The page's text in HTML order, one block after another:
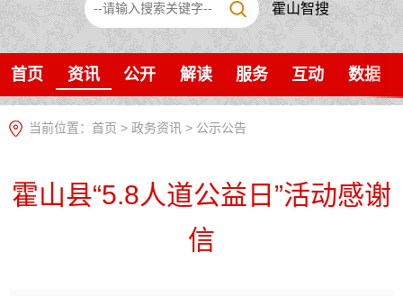
霍山智搜
首页 资讯 公开 解读 服务 互动 数据
当前位置： 首页 > 政务资讯 > 公示公告
霍山县“5.8人道公益日”活动感谢
信